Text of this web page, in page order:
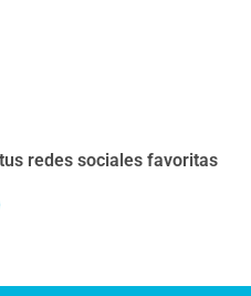
redes sociales favoritas